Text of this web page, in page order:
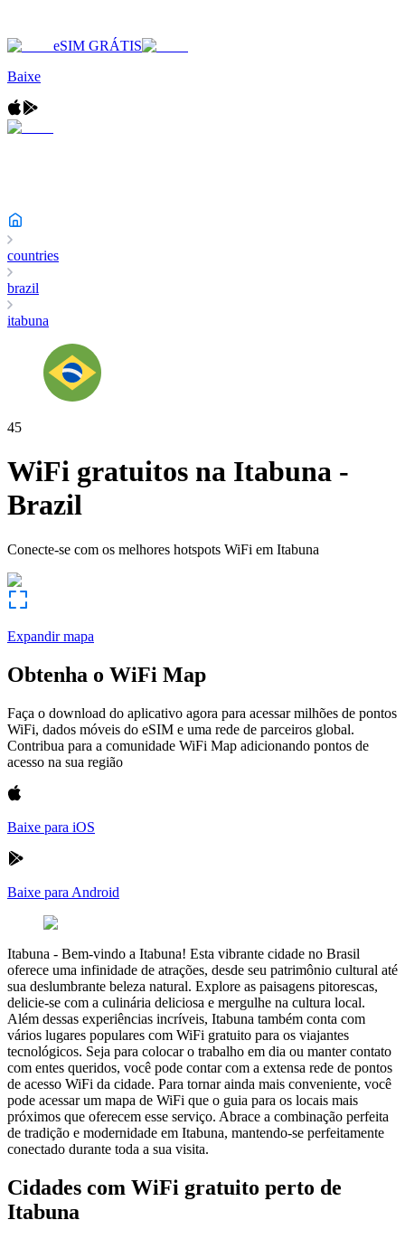
eSIM GRÁTIS
Baixe
countries
brazil
itabuna
45
WiFi gratuitos na Itabuna -
Brazil
Conecte-se com os melhores hotspots WiFi em Itabuna
Expandir mapa
Obtenha o WiFi Map
Faça o download do aplicativo agora para acessar milhões de pontos
WiFi, dados móveis do eSIM e uma rede de parceiros global.
Contribua para a comunidade WiFi Map adicionando pontos de
acesso na sua região
Baixe para iOS
Baixe para Android
Itabuna - Bem-vindo a Itabuna! Esta vibrante cidade no Brasil
oferece uma infinidade de atrações, desde seu patrimônio cultural até
sua deslumbrante beleza natural. Explore as paisagens pitorescas,
delicie-se com a culinária deliciosa e mergulhe na cultura local.
Além dessas experiências incríveis, Itabuna também conta com
vários lugares populares com WiFi gratuito para os viajantes
tecnológicos. Seja para colocar o trabalho em dia ou manter contato
com entes queridos, você pode contar com a extensa rede de pontos
de acesso WiFi da cidade. Para tornar ainda mais conveniente, você
pode acessar um mapa de WiFi que o guia para os locais mais
próximos que oferecem esse serviço. Abrace a combinação perfeita
de tradição e modernidade em Itabuna, mantendo-se perfeitamente
conectado durante toda a sua visita.
Cidades com WiFi gratuito perto de
Itabuna